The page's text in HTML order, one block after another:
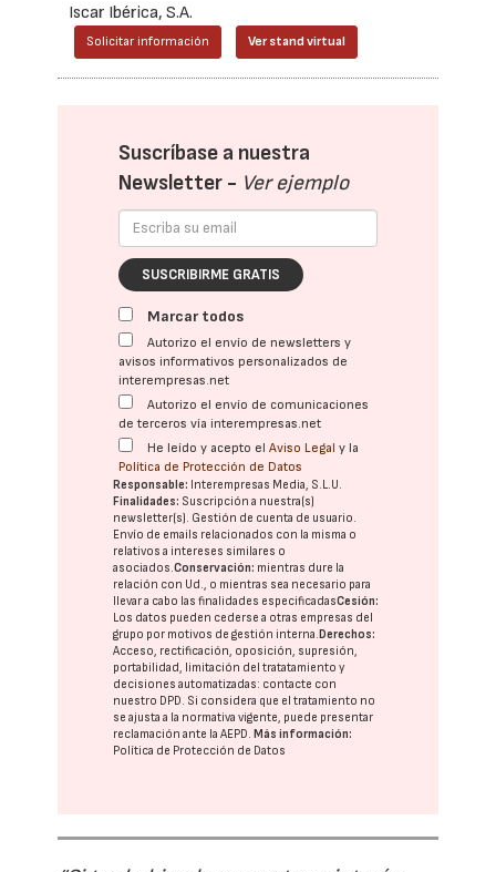
Iscar Ibérica, S.A.
Solicitar información Ver stand virtual
Suscríbase a nuestra
Newsletter - Ver ejemplo
SUSCRIBIRME GRATIS
Marcar todos
Autorizo el envío de newsletters y
avisos informativos personalizados de
interempresas.net
Autorizo el envío de comunicaciones
de terceros vía interempresas.net
He leído y acepto elAviso Legal y la
Política de Protección de Datos
Responsable: Interempresas Media, S.L.U.
Finalidades: Suscripción a nuestra(s)
newsletter(s). Gestión de cuenta de usuario.
Envío de emails relacionados con la misma o
relativos a intereses similares o
asociados.Conservación: mientras dure la
relación con Ud., o mientras sea necesario para
llevar a cabo las finalidades especificadasCesión:
Los datos pueden cederse a otras empresas del
grupo por motivos de gestión interna.Derechos:
Acceso, rectificación, oposición, supresión,
portabilidad, limitación del tratatamiento y
decisiones automatizadas: contacte con
nuestro DPD. Si considera que el tratamiento no
se ajusta a la normativa vigente, puede presentar
reclamación ante laAEPD.Más información:
Política de Protección de Datos